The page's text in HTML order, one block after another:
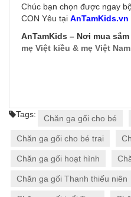
Chúc bạn chọn được ngay
CON Yêu tại AnTamKids.vn
AnTamKids – Nơi mua
mẹ Việt kiều & mẹ Việt
Tags: Chăn ga gối cho bé
Chăn ga gối cho bé trai
Chăn ga gối hoạt hình
Chăn ga gối Thanh thiếu niên